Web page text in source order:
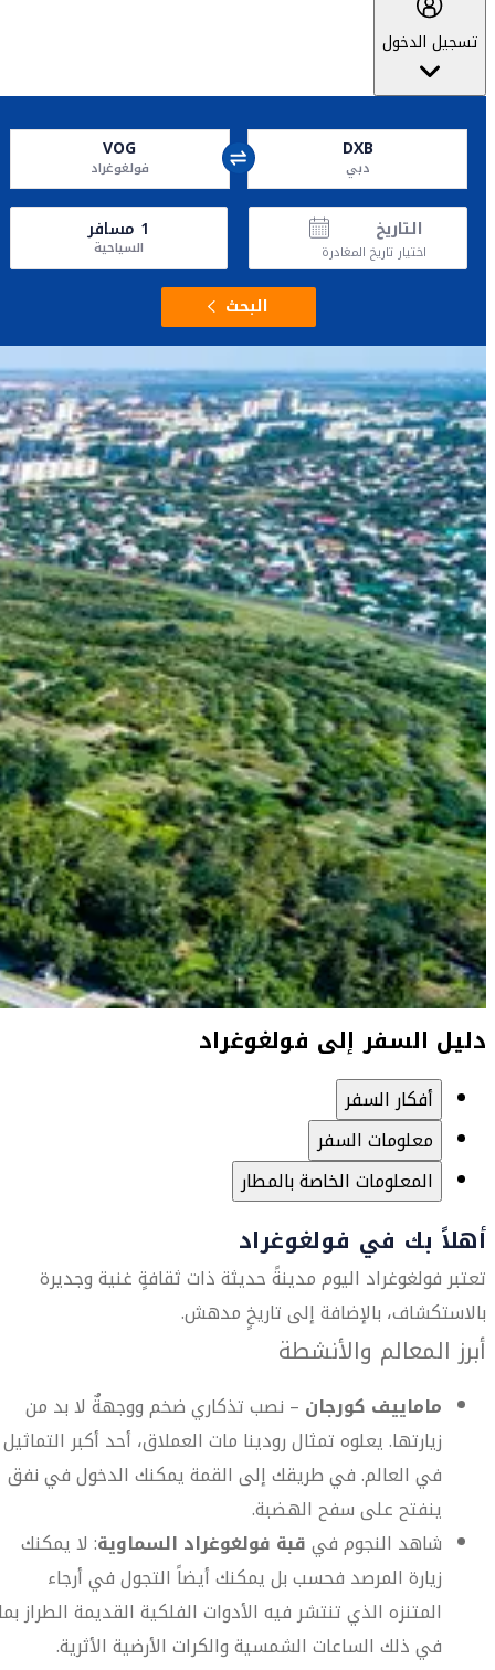
تسجيل الدخول
DXB
دبي
VOG
فولغوغراد
التاريخ
اختيار تاريخ المغادرة
1 مسافر
السياحية
البحث
دليل السفر إلى فولغوغراد
أفكار السفر
معلومات السفر
المعلومات الخاصة بالمطار
أهلاً بك في فولغوغراد
تعتبر فولغوغراد اليوم مدينةً حديثة ذات ثقافةٍ غنية وجديرة
بالاستكشاف، بالإضافة إلى تاريخٍ مدهش.
أبرز المعالم والأنشطة
ماماييف كورجان – نصب تذكاري ضخم ووجهةٌ لا بد من
زيارتها. يعلوه تمثال رودينا مات العملاق، أحد أكبر التماثيل
في العالم. في طريقك إلى القمة يمكنك الدخول في نفق
ينفتح على سفح الهضبة.
شاهد النجوم فيقبة فولغوغراد السماوية: لا يمكنك
زيارة المرصد فحسب بل يمكنك أيضاً التجول في أرجاء
المتنزه الذي تنتشر فيه الأدوات الفلكية القديمة الطراز
في ذلك الساعات الشمسية والكرات الأرضية الأثرية.